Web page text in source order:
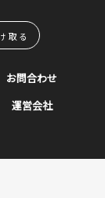
取る
お問合わせ
運営会社